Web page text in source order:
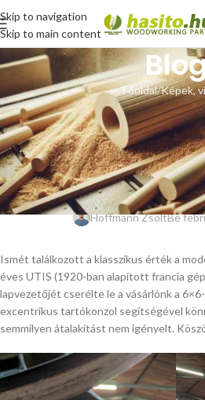
Skip to navigation
Skip to main content
Főoldal Képek,
KÉPEK,
Utis (Usines
Strasbourg)
lapvezető csere
Hoffmann ZsoltBe
Ismét találkozott a klasszikus érték a
éves UTIS (1920-ban alapított francia
lapvezetőjét cserélte le a vásárlónk a
excentrikus tartókonzol segítségével
semmilyen átalakítást nem igényelt.